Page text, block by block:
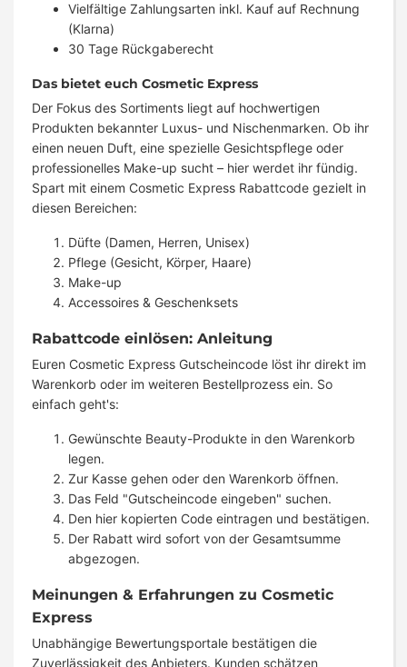
Vielfältige Zahlungsarten inkl. Kauf auf Rechnung
(Klarna)
30 Tage Rückgaberecht
Das bietet euch Cosmetic Express
Der Fokus des Sortiments liegt auf hochwertigen
Produkten bekannter Luxus- und Nischenmarken. Ob ihr
einen neuen Duft, eine spezielle Gesichtspflege oder
professionelles Make-up sucht – hier werdet ihr fündig.
Spart mit einem Cosmetic Express Rabattcode gezielt in
diesen Bereichen:
Düfte (Damen, Herren, Unisex)
Pflege (Gesicht, Körper, Haare)
Make-up
Accessoires & Geschenksets
Rabattcode einlösen: Anleitung
Euren Cosmetic Express Gutscheincode löst ihr direkt im
Warenkorb oder im weiteren Bestellprozess ein. So
einfach geht's:
Gewünschte Beauty-Produkte in den Warenkorb
legen.
Zur Kasse gehen oder den Warenkorb öffnen.
Das Feld "Gutscheincode eingeben" suchen.
Den hier kopierten Code eintragen und bestätigen.
Der Rabatt wird sofort von der Gesamtsumme
abgezogen.
Meinungen & Erfahrungen zu Cosmetic
Express
Unabhängige Bewertungsportale bestätigen die
Zuverlässigkeit des Anbieters. Kunden schätzen